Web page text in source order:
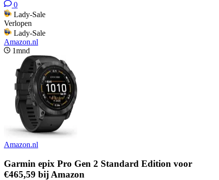
0
Lady-Sale
Verlopen
Lady-Sale
Amazon.nl
1mnd
Amazon.nl
Garmin epix Pro Gen 2 Standard Edition voor
€465,59 bij Amazon